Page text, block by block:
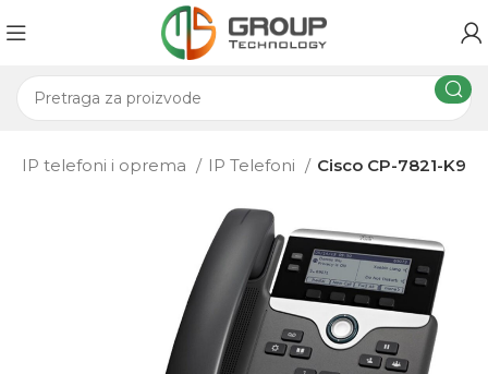
IP telefoni i oprema IP Telefoni Cisco CP-7821-K9